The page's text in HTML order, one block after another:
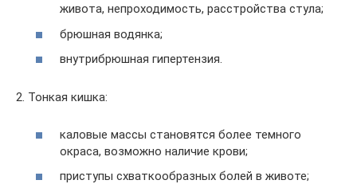
живота, непроходимость, расстройства стула;
брюшная водянка;
внутрибрюшная гипертензия.
2. Тонкая кишка:
каловые массы становятся более темного
окраса, возможно наличие крови;
приступы схваткообразных болей в животе;